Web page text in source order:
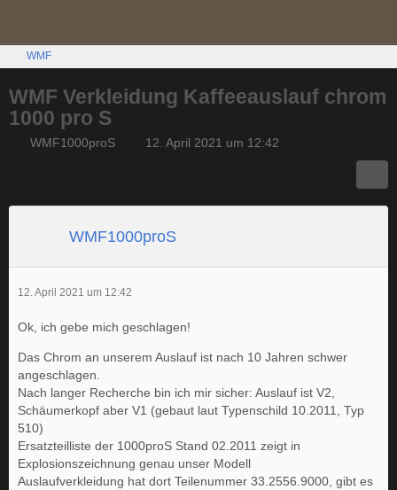
WMF
WMF Verkleidung Kaffeeauslauf chrom
1000 pro S
WMF1000proS 12. April 2021 um 12:42
WMF1000proS
12. April 2021 um 12:42
Ok, ich gebe mich geschlagen!
Das Chrom an unserem Auslauf ist nach 10 Jahren schwer
angeschlagen.
Nach langer Recherche bin ich mir sicher: Auslauf ist V2,
Schäumerkopf aber V1 (gebaut laut Typenschild 10.2011, Typ
510)
Ersatzteilliste der 1000proS Stand 02.2011 zeigt in
Explosionszeichnung genau unser Modell
Auslaufverkleidung hat dort Teilenummer 33.2556.9000, gibt es